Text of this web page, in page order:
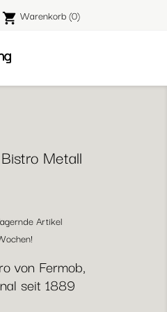
shopping_cart Warenkorb(0)
Metall
Artikel
von Fermob,
seit 1889